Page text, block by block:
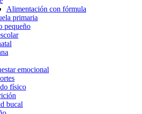
Alimentación con fórmula
primaria
pequeño
emocional
físico
bucal